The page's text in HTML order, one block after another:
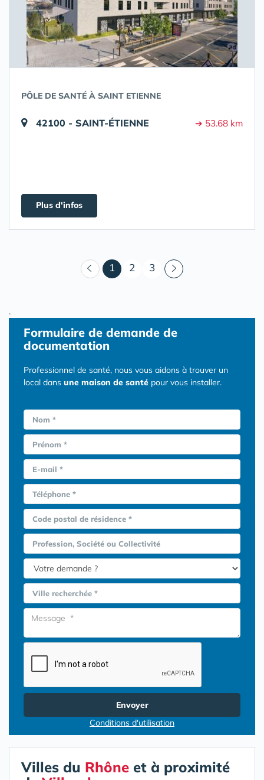
PÔLE DE SANTÉ À SAINT ETIENNE
42100 - SAINT-ÉTIENNE ➔ 53.68 km
Plus d'infos
1 (courant)
2 3
.
Formulaire de demande de
documentation
Professionnel de santé, nous vous aidons à trouver un
local dans une maison de santé pour vous installer.
Nom *
Prénom *
E-mail *
Téléphone *
Code postal de résidence *
Profession, Société ou Collectivité
Ville recherchée *
Envoyer
Conditions d'utilisation
Villes du Rhône et à proximité